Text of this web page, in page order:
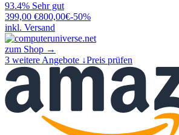
93.4% Sehr gut
399,00 €800,00€-50%
inkl. Versand
zum Shop →
3 weitere Angebote ↓Preis prüfen